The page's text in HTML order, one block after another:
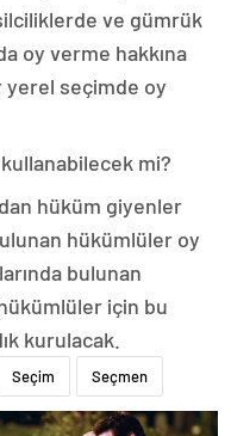
ve gümrük
oy verme hakkına
yerel seçimde oy
mi?
hüküm giyenler
hükümlüler oy
bulunan
için bu
kurulacak.
Seçim Seçmen